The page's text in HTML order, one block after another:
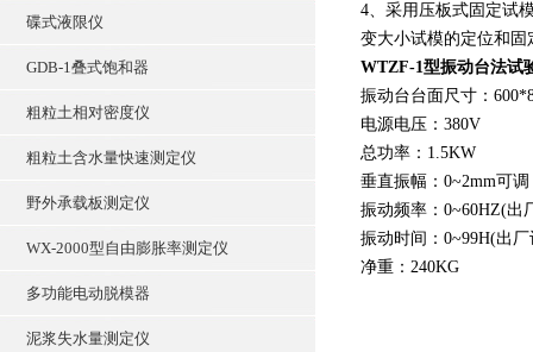
碟式液限仪
GDB-1叠式饱和器
粗粒土相对密度仪
粗粒土含水量快速测定仪
野外承载板测定仪
WX-2000型自由膨胀率测定仪
多功能电动脱模器
泥浆失水量测定仪
4、采用压板式固定试
变大小试模的定位和固
WTZF-1型振动台法试
振动台台面尺寸：
电源电压：380V
总功率：1.5KW
垂直振幅：0~2mm可调
振动频率：0~60HZ(出
振动时间：0~99H(出
净重：240KG